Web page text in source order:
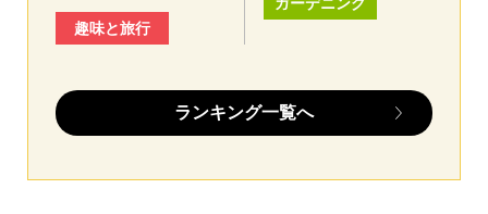
趣味と旅行
ランキング一覧へ